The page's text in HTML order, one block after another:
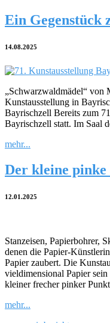
Ein Gegenstück
14.08.2025
„Schwarzwaldmädel“ von
Kunstausstellung in
Bayrischzell Bereits zum
Bayrischzell statt. Im Saal
mehr...
Der kleine
12.01.2025
Stanzeisen, Papierbohrer,
denen die Papier-
Papier zaubert. Die
vieldimensional Papier
kleiner frecher pinker
mehr...